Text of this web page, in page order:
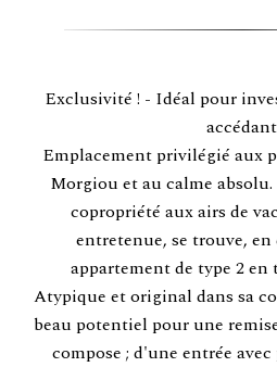
Exclusivité ! - Idéal pour
Emplacement privilégié aux
Morgiou et au calme
copropriété aux airs de
entretenue, se trouve,
appartement de type 2
Atypique et original dans sa
beau potentiel pour une
compose ; d'une entrée